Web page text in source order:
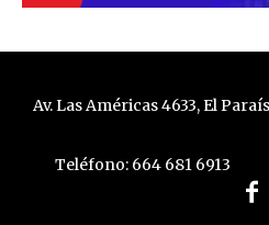
Av. Las Américas 4633, El
Teléfono: 664 681 6913